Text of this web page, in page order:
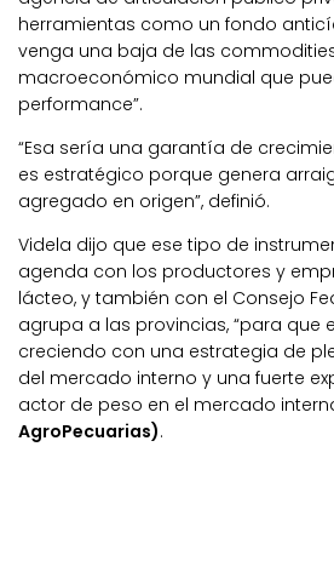
herramientas como un fondo
venga una baja de las
macroeconómico mundial que
performance”.
“Esa sería una garantía de
es estratégico porque genera
agregado en origen”, definió.
Videla dijo que ese tipo de
agenda con los productores y
lácteo, y también con el Consejo
agrupa a las provincias, “para que
creciendo con una estrategia de
del mercado interno y una fuerte
actor de peso en el mercado
AgroPecuarias).